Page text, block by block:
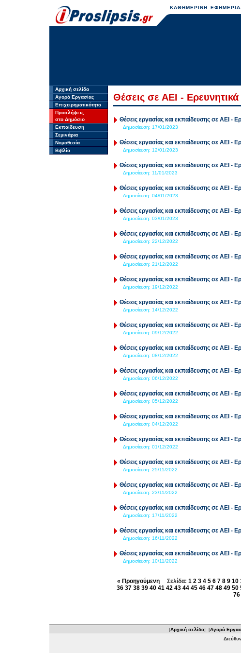
ΚΑΘΗΜΕΡΙΝΗ
Αρχική σελίδα
Αγορά Εργασίας
Επιχειρηματικότητα
Προσλήψεις
στο Δημόσιο
Εκπαίδευση
Σεμινάρια
Νομοθεσία
Βιβλία
Θέσεις σε ΑΕΙ - Ερευνητικά
Θέσεις εργασίας και εκπαίδευσης σε ΑΕΙ -
Δημοσίευση: 17/01/2023
Θέσεις εργασίας και εκπαίδευσης σε ΑΕΙ -
Δημοσίευση: 12/01/2023
Θέσεις εργασίας και εκπαίδευσης σε ΑΕΙ -
Δημοσίευση: 11/01/2023
Θέσεις εργασίας και εκπαίδευσης σε ΑΕΙ -
Δημοσίευση: 04/01/2023
Θέσεις εργασίας και εκπαίδευσης σε ΑΕΙ -
Δημοσίευση: 03/01/2023
Θέσεις εργασίας και εκπαίδευσης σε ΑΕΙ -
Δημοσίευση: 22/12/2022
Θέσεις εργασίας και εκπαίδευσης σε ΑΕΙ -
Δημοσίευση: 21/12/2022
Θέσεις εργασίας και εκπαίδευσης σε ΑΕΙ -
Δημοσίευση: 19/12/2022
Θέσεις εργασίας και εκπαίδευσης σε ΑΕΙ -
Δημοσίευση: 14/12/2022
Θέσεις εργασίας και εκπαίδευσης σε ΑΕΙ -
Δημοσίευση: 09/12/2022
Θέσεις εργασίας και εκπαίδευσης σε ΑΕΙ -
Δημοσίευση: 08/12/2022
Θέσεις εργασίας και εκπαίδευσης σε ΑΕΙ -
Δημοσίευση: 06/12/2022
Θέσεις εργασίας και εκπαίδευσης σε ΑΕΙ -
Δημοσίευση: 05/12/2022
Θέσεις εργασίας και εκπαίδευσης σε ΑΕΙ -
Δημοσίευση: 04/12/2022
Θέσεις εργασίας και εκπαίδευσης σε ΑΕΙ -
Δημοσίευση: 01/12/2022
Θέσεις εργασίας και εκπαίδευσης σε ΑΕΙ -
Δημοσίευση: 25/11/2022
Θέσεις εργασίας και εκπαίδευσης σε ΑΕΙ -
Δημοσίευση: 23/11/2022
Θέσεις εργασίας και εκπαίδευσης σε ΑΕΙ -
Δημοσίευση: 17/11/2022
Θέσεις εργασίας και εκπαίδευσης σε ΑΕΙ -
Δημοσίευση: 16/11/2022
Θέσεις εργασίας και εκπαίδευσης σε ΑΕΙ -
Δημοσίευση: 10/11/2022
« ΠροηγούμενηΣελίδα: 1 2 3 4 5 6 7 8 9 10
36 37 38 39 40 41 42 43 44 45 46 47 48 49 50
76
[Αρχική σελίδα] [Αγορά